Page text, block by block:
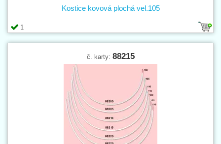
1
Kostice kovová plochá vel.105
č. karty: 88215